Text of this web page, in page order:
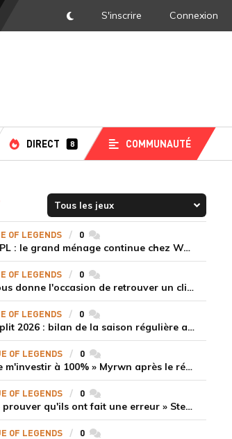
RSS DarkMode
S'inscrire Connexion
DIRECT 8 COMMUNAUTÉ
OF LEGENDS 0commentaires
Mercato LoL LPL : le grand ménage continue chez Weibo Gaming, Jiejie quitte le navire au profit de Xiaohao
OF LEGENDS 0commentaires
« Ce succès nous donne l'occasion de retrouver un climat beaucoup plus positif » Ryu et Canyon soulagés après la victoire de Gen.G sur HLE
OF LEGENDS 0commentaires
LFL Summer Split 2026 : bilan de la saison régulière avec Solary en tête
OF LEGENDS 0commentaires
« J'ai décidé de m'investir à 100% » Myrwn après le réveil de Movistar KOI face à Fnatic
OF LEGENDS 0commentaires
« Je veux juste prouver qu'ils ont fait une erreur » Stend se confie sur son mercato chaotique et ses ambitions avec Shifters
OF LEGENDS 0commentaires